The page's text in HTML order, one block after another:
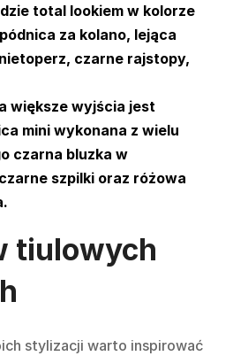
total lookiem w kolorze
za kolano, lejąca
czarne rajstopy,
większe wyjścia jest
mini wykonana z wielu
czarna bluzka w
szpilki oraz różowa
tiulowych
stylizacji warto inspirować